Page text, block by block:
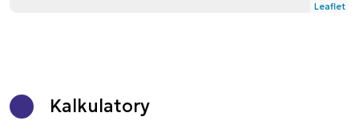
Leaflet
Kalkulatory